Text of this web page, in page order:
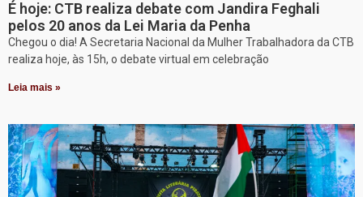
É hoje: CTB realiza debate com Jandira Feghali
pelos 20 anos da Lei Maria da Penha
Chegou o dia! A Secretaria Nacional da Mulher Trabalhadora da CTB
realiza hoje, às 15h, o debate virtual em celebração
Leia mais »